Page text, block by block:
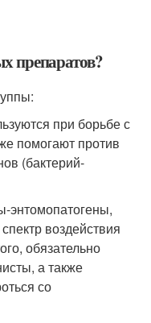
препаратов?
при борьбе с
помогают против
(бактерий-
энтомопатогены,
воздействия
обязательно
а также
со